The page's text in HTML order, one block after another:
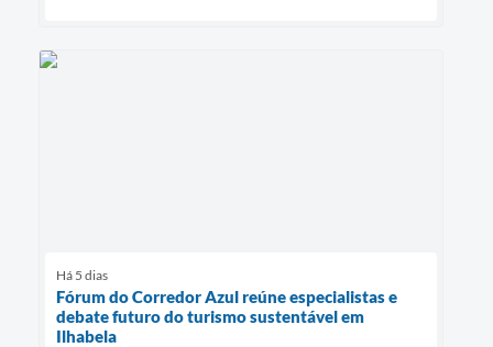
Há 5 dias
Fórum do Corredor Azul reúne especialistas e
debate futuro do turismo sustentável em
Ilhabela